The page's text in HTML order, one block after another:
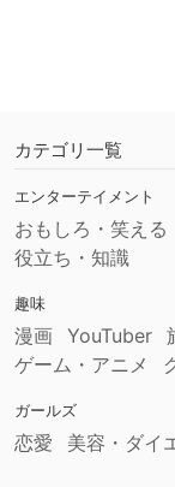
カテゴリ一覧
エンターテイメント
おもしろ・笑える
役立ち・知識
趣味
漫画 YouTuber
ゲーム・アニメ
ガールズ
恋愛 美容・ダイ